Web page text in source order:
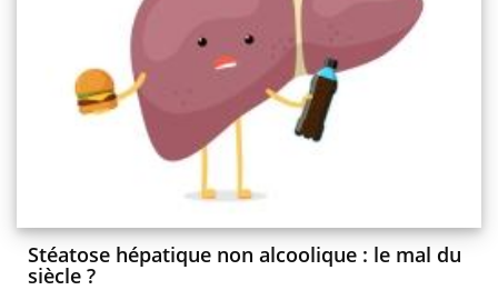
Stéatose hépatique non alcoolique : le mal du
siècle ?